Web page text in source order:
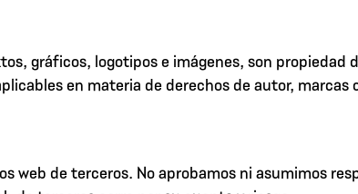
gráficos, logotipos e imágenes, son propiedad
en materia de derechos de autor, marcas
web de terceros. No aprobamos ni asumimos